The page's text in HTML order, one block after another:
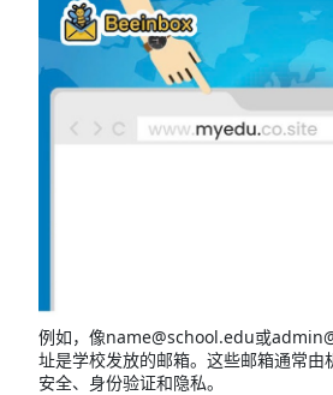
例如，像name@school.edu或
址是学校发放的邮箱。这些邮箱通常由
安全、身份验证和隐私。